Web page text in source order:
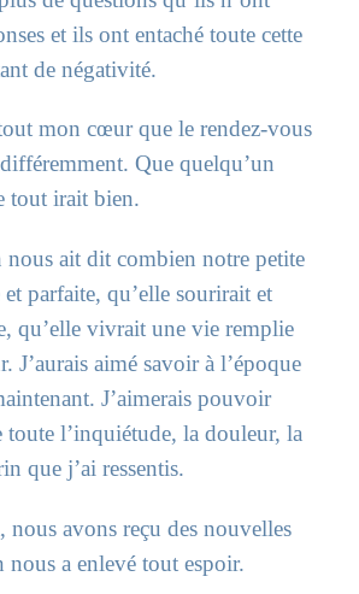
et ils ont entaché toute cette
de négativité.
mon cœur que le rendez-vous
Que quelqu’un
tout irait bien.
nous ait dit combien notre petite
parfaite, qu’elle sourirait et
qu’elle vivrait une vie remplie
J’aurais aimé savoir à l’époque
J’aimerais pouvoir
toute l’inquiétude, la douleur, la
que j’ai ressentis.
nous avons reçu des nouvelles
nous a enlevé tout espoir.